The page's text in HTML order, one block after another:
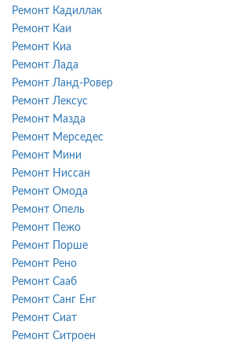
Ремонт Кадиллак
Ремонт Каи
Ремонт Киа
Ремонт Лада
Ремонт Ланд-Ровер
Ремонт Лексус
Ремонт Мазда
Ремонт Мерседес
Ремонт Мини
Ремонт Ниссан
Ремонт Омода
Ремонт Опель
Ремонт Пежо
Ремонт Порше
Ремонт Рено
Ремонт Сааб
Ремонт Санг Енг
Ремонт Сиат
Ремонт Ситроен